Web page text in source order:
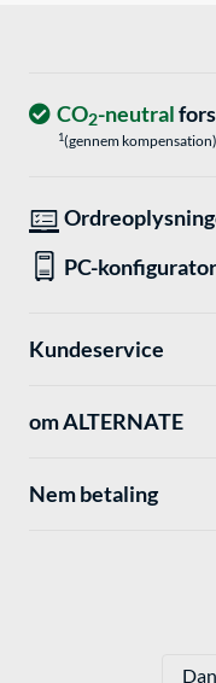
CO2-neutral
1(gennem kompensation)
PC-konfigurator
Kundeservice
om ALTERNATE
Nem betaling